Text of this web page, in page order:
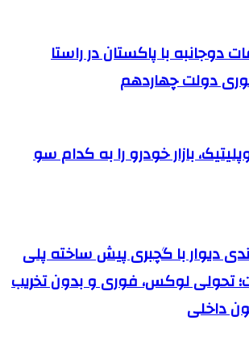
دوجانبه با پاکستان در راستا
دولت چهاردهم
بازار خودرو را به کدام سو
دیوار با گچبری پیش ساخته پلی
تحولی لوکس، فوری و بدون تخریب
داخلی